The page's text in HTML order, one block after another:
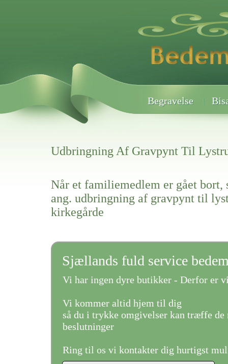
Begravelse
Udbringning Af Gravpynt Til
Når et familiemedlem er gået bort,
ang. udbringning af gravpynt til
kirkegårde
Sjællands fuld service
Vi har ingen dyre butikker - Derfor er
Vi kommer altid hjem til dig
så du i trykke omgivelser kan træffe de
beslutninger
Ring til os vi kontakter dig hurtigst